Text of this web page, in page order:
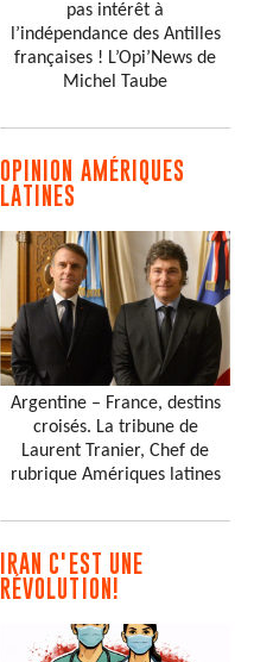
pas intérêt à
l’indépendance des Antilles
françaises ! L’Opi’News de
Michel Taube
OPINION AMÉRIQUES
LATINES
Argentine – France, destins
croisés. La tribune de
Laurent Tranier, Chef de
rubrique Amériques latines
IRAN C'EST UNE
RÉVOLUTION!